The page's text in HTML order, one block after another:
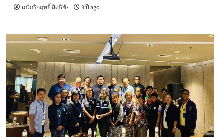
เกริกริกฤทธิ์ สิทธิชัย 3 ปี ago